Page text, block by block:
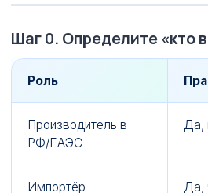
Шаг 0. Определите «кто
Роль
Производитель в
РФ/ЕАЭС
Да,
Импортёр Да,